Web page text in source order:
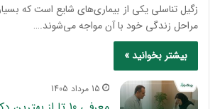
زگیل تناسلی یکی از بیماری‌های شایع است که
مراحل زندگی خود با آن مواجه می‌شوند.…
بیشتر بخوانید »
15 مرداد 1405